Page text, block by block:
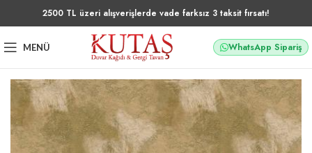
2500 TL üzeri alışverişlerde vade farksız 3 taksit fırsatı!
MENÜ WhatsApp Sipariş